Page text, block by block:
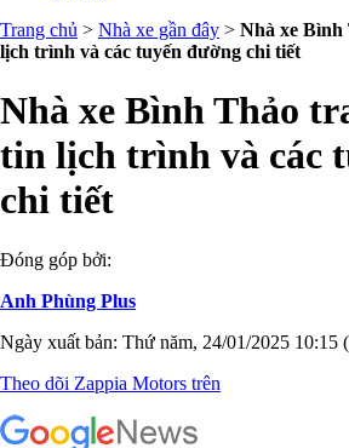
Trang chủ > Nhà xe gần đây > Nhà xe
lịch trình và các tuyến đường chi tiết
Nhà xe Bình Thảo
tin lịch trình và các
chi tiết
Đóng góp bởi:
Anh Phùng Plus
Ngày xuất bản: Thứ năm, 24/01/2025 10:15
Theo dõi Zappia Motors trên